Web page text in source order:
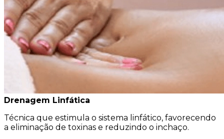
Drenagem Linfática
Técnica que estimula o sistema linfático, favorecendo
a eliminação de toxinas e reduzindo o inchaço.